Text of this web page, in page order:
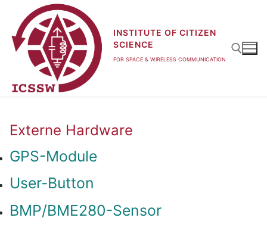
Inhalt
springen
INSTITUTE OF CITIZEN
SCIENCE
FOR SPACE & WIRELESS COMMUNICATION
Externe Hardware
GPS-Module
User-Button
BMP/BME280-Sensor